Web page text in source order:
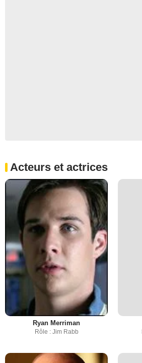
Acteurs et actrices
Ryan Merriman
Rôle : Jim Rabb